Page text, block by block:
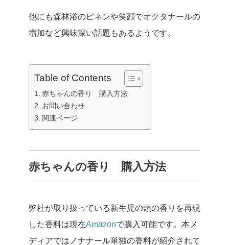
他にも森林浴のピネンや笑顔でオクタナールの
増加など興味深い話題もあるようです。
Table of Contents
赤ちゃんの香り 購入方法
お問い合わせ
関連ページ
赤ちゃんの香り 購入方法
弊社が取り扱っている新生児の頭の香りを再現
した香料は現在Amazonで購入可能です。本メ
ディアではノナナール単独の香料が紹介されて